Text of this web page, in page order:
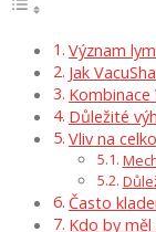
Význam
Jak
Kombinace
Důležité
Vliv na
Často
Kdo by